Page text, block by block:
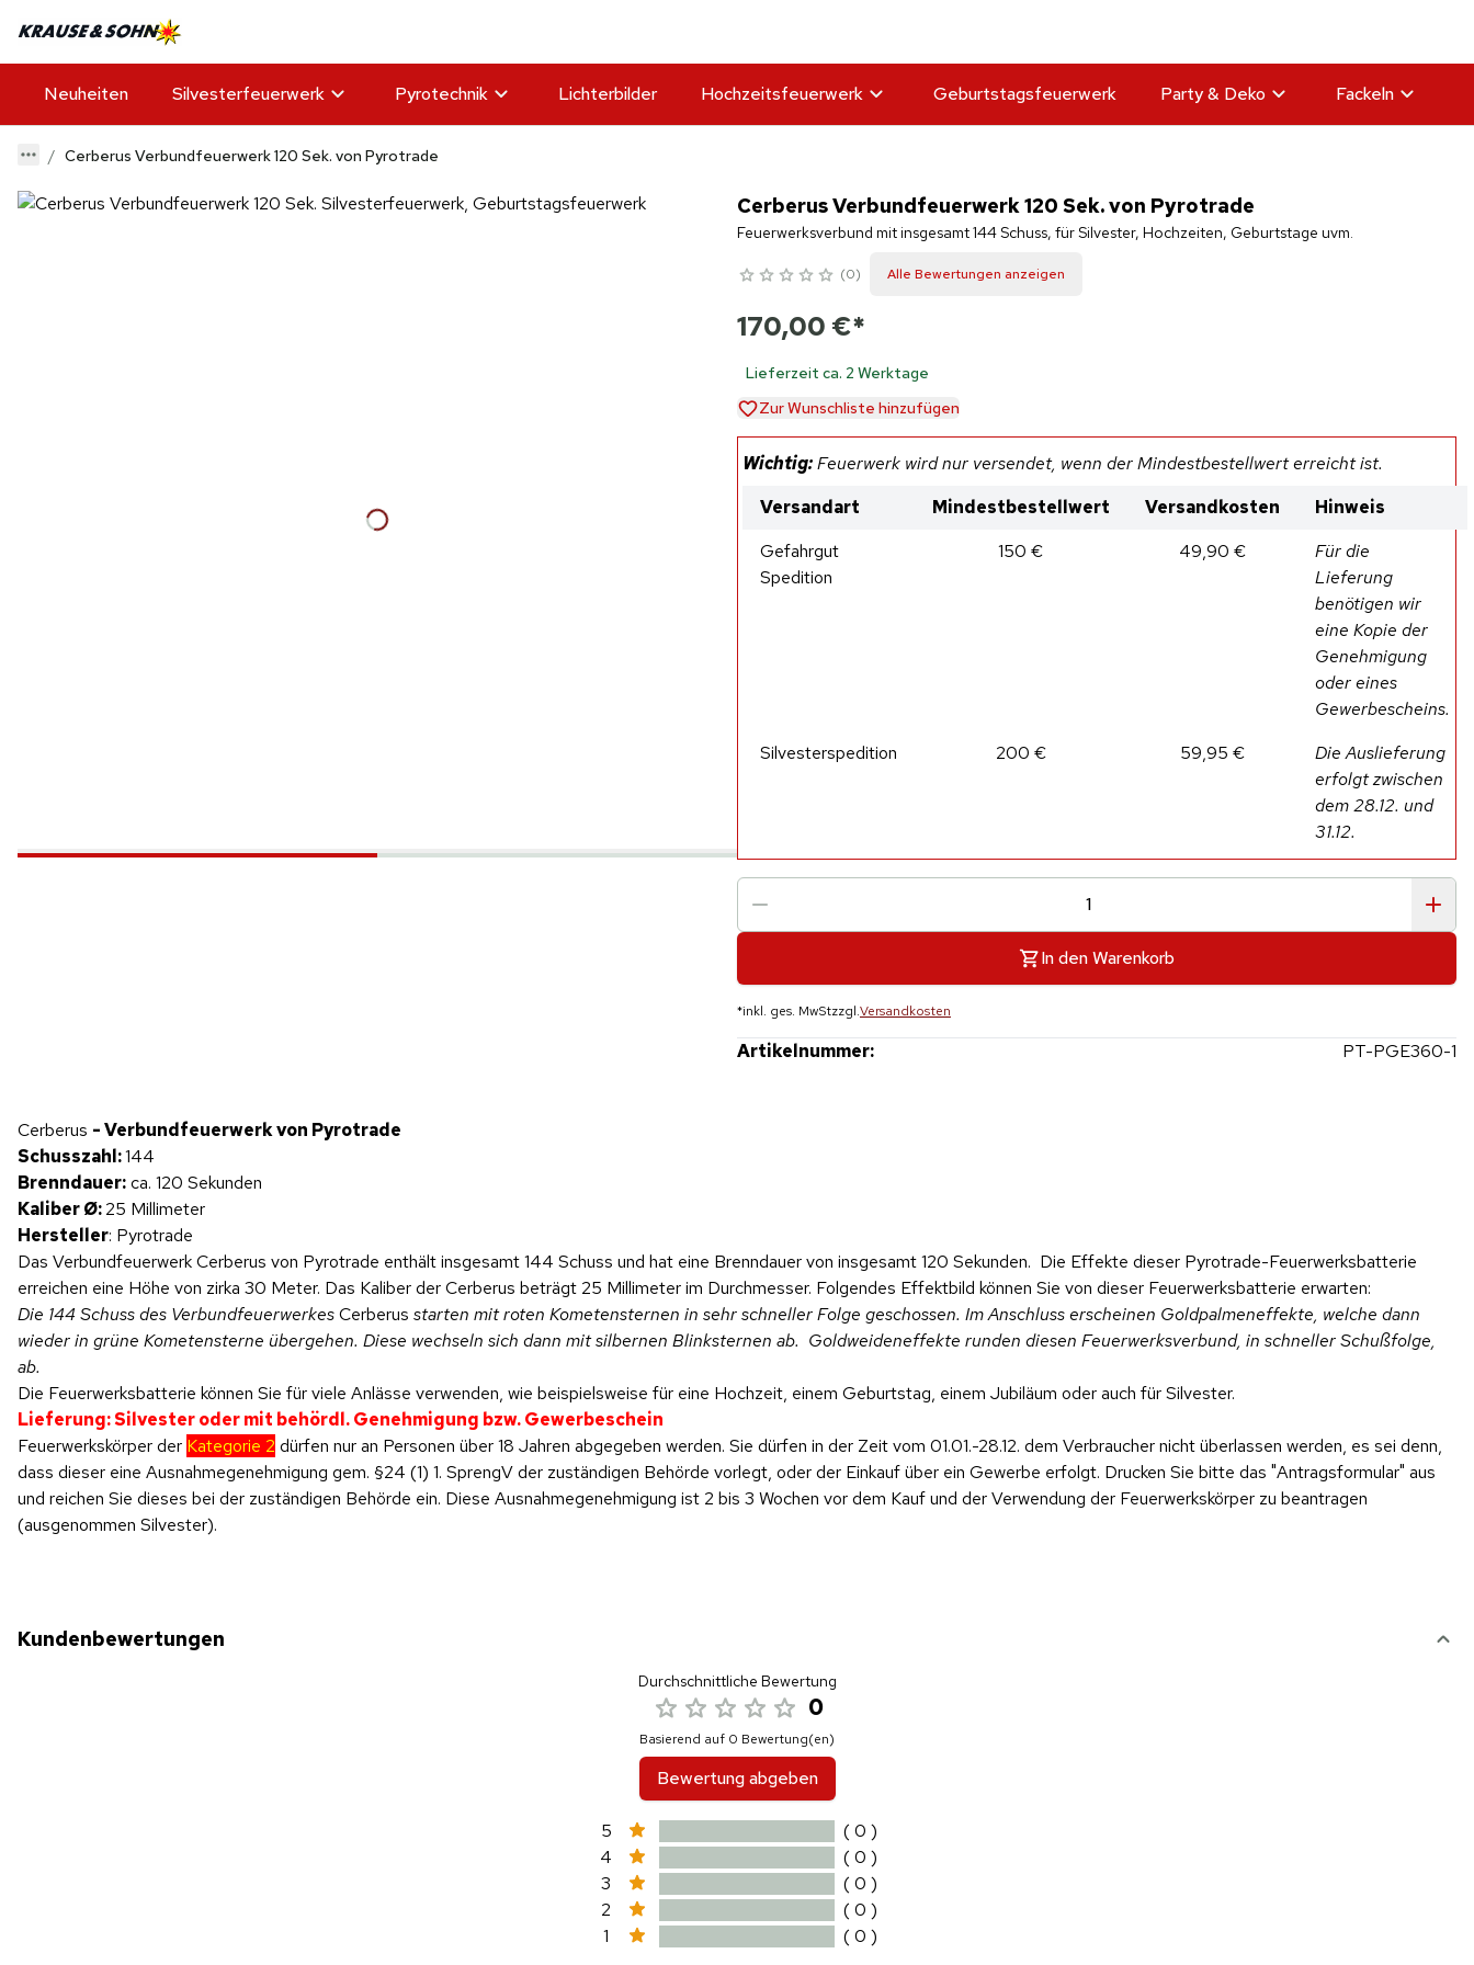
Neuheiten Silvesterfeuerwerk Pyrotechnik Lichterbilder Hochzeitsfeuerwerk Geburtstagsfeuerwerk Party & Deko Fackeln
Cerberus Verbundfeuerwerk 120 Sek. von Pyrotrade
Cerberus Verbundfeuerwerk 120 Sek. von Pyrotrade
Feuerwerksverbund mit insgesamt 144 Schuss, für Silvester, Hochzeiten, Geburtstage uvm.
0 Alle Bewertungen anzeigen
170,00 €*
Lieferzeit ca. 2 Werktage
Zur Wunschliste hinzufügen
Wichtig:Feuerwerk wird nur versendet, wenn der Mindestbestellwert erreicht ist.
Versandart
Mindestbestellwert Versandkosten
Hinweis
Gefahrgut
Spedition
150 € 49,90 €
Für die
Lieferung
benötigen wir
eine Kopie der
Genehmigung
oder eines
Gewerbescheins.
Silvesterspedition
200 € 59,95 €
Die Auslieferung
erfolgt zwischen
dem 28.12. und
31.12.
In den Warenkorb
*inkl. ges. MwStzzgl.Versandkosten
Artikelnummer: PT-PGE360-1
Produktvideo
Cerberus - Verbundfeuerwerk von Pyrotrade
Schusszahl:144
Brenndauer:ca. 120 Sekunden
Kaliber Ø:25 Millimeter
Hersteller: Pyrotrade
Das Verbundfeuerwerk Cerberus von Pyrotrade enthält insgesamt 144 Schuss und hat eine Brenndauer von insgesamt 120 Sekunden. Die Effekte dieser Pyrotrade-Feuerwerksbatterie
erreichen eine Höhe von zirka 30 Meter. Das Kaliber der Cerberus beträgt 25 Millimeter im Durchmesser. Folgendes Effektbild können Sie von dieser Feuerwerksbatterie erwarten:
Die 144 Schuss des VerbundfeuerwerkesCerberus starten mit roten Kometensternen in sehr schneller Folge geschossen. Im Anschluss erscheinen Goldpalmeneffekte, welche dann
wieder in grüne Kometensterne übergehen. Diese wechseln sich dann mit silbernen Blinksternen ab. Goldweideneffekte runden diesen Feuerwerksverbund, in schneller Schußfolge,
ab.
Die Feuerwerksbatterie können Sie für viele Anlässe verwenden, wie beispielsweise für eine Hochzeit, einem Geburtstag, einem Jubiläum oder auch für Silvester.
Lieferung: Silvester oder mit behördl. Genehmigung bzw. Gewerbeschein
Feuerwerkskörper der Kategorie 2 dürfen nur an Personen über 18 Jahren abgegeben werden. Sie dürfen in der Zeit vom 01.01.-28.12. dem Verbraucher nicht überlassen werden, es sei denn,
dass dieser eine Ausnahmegenehmigung gem. §24 (1) 1. SprengV der zuständigen Behörde vorlegt, oder der Einkauf über ein Gewerbe erfolgt. Drucken Sie bitte das "Antragsformular" aus
und reichen Sie dieses bei der zuständigen Behörde ein. Diese Ausnahmegenehmigung ist 2 bis 3 Wochen vor dem Kauf und der Verwendung der Feuerwerkskörper zu beantragen
(ausgenommen Silvester).
Kundenbewertungen
Durchschnittliche Bewertung
0
Basierend auf 0 Bewertung(en)
Bewertung abgeben
5
( 0 )
4
( 0 )
3
( 0 )
2
( 0 )
1
( 0 )